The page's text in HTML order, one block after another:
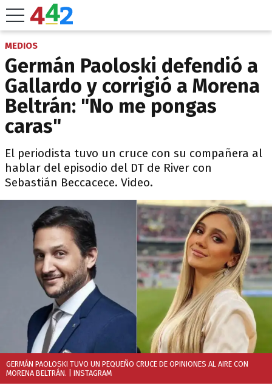
MEDIOS
Germán Paoloski defendió a
Gallardo y corrigió a Morena
Beltrán: "No me pongas
caras"
El periodista tuvo un cruce con su compañera al
hablar del episodio del DT de River con
Sebastián Beccacece. Video.
GERMÁN PAOLOSKI TUVO UN PEQUEÑO CRUCE DE OPINIONES AL AIRE CON
MORENA BELTRÁN. | INSTAGRAM